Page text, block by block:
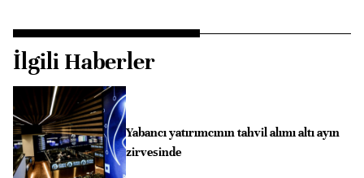
İlgili Haberler
Yabancı yatırımcının tahvil alımı altı ayın
zirvesinde